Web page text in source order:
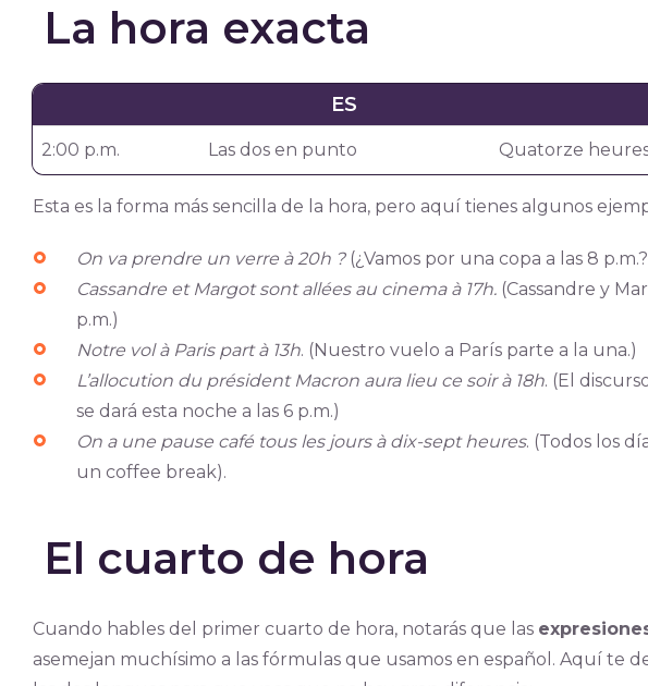
La hora exacta
ES
2:00 p.m. Las dos en punto Quatorze heures
Esta es la forma más sencilla de la hora, pero aquí tienes algunos
On va prendre un verre à 20h ?(¿Vamos por una copa a las 8
Cassandre et Margot sont allées au cinema à 17h.(Cassandre y
p.m.)
Notre vol à Paris part à 13h. (Nuestro vuelo a París parte a la una.)
L’allocution du président Macron aura lieu ce soir à 18h. (El
se dará esta noche a las 6 p.m.)
On a une pause café tous les jours à dix-sept heures. (Todos los
un coffee break).
El cuarto de hora
Cuando hables del primer cuarto de hora, notarás que las
asemejan muchísimo a las fórmulas que usamos en español. Aquí te